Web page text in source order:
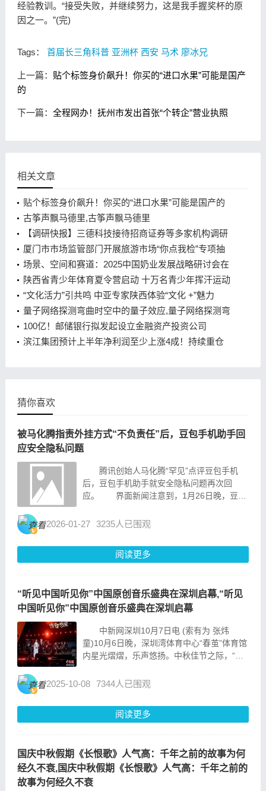
经验教训。“接受失败，并继续努力，这是我手握奖杯的原
因之一。”(完)
Tags： 首届长三角科普 亚洲杯 西安 马术 廖冰兄
上一篇： 贴个标签身价飙升！你买的“进口水果”可能是国产
的
下一篇： 全程网办！抚州市发出首张“个转企”营业执照
相关文章
贴个标签身价飙升！你买的“进口水果”可能是国产的
古筝声飘马德里,古筝声飘马德里
【调研快报】三德科技接待招商证券等多家机构调研
厦门市市场监管部门开展旅游市场“你点我检”专项抽
检服务
场景、空间和赛道：2025中国奶业发展战略研讨会在
厦门举办
陕西省青少年体育夏令营启动 十万名青少年挥汗运动
场陕西省青少年体育夏令营启动 十万名青少年挥汗运
动场
“文化活力”引共鸣 中亚专家陕西体验“文化 +”魅力
量子网络探测弯曲时空中的量子效应,量子网络探测弯
曲时空中的量子效应
100亿！邮储银行拟发起设立金融资产投资公司
滨江集团预计上半年净利润至少上涨4成！持续重仓
猜你喜欢
被马化腾指责外挂方式“不负责任”后，豆包手机助手回
应安全隐私问题
腾讯创始人马化腾“罕见”点评豆包手机
后，豆包手机助手就安全隐私问题再次回
应。 界面新闻注意到，1月26日晚，豆包
对于手机助手安全与隐私的关注。豆包手机助
明确授权的前提下调用必...
2026-01-27 3235人已围观
阅读更多
“听见中国听见你”中国原创音乐盛典在深圳启幕,“听见
中国听见你”中国原创音乐盛典在深圳启幕
中新网深圳10月7日电 (索有为 张炜
童)10月6日晚，深圳湾体育中心“春茧”体育馆
内星光熠熠，乐声悠扬。中秋佳节之际，“听
此举行，为“爱乐之城”深圳再添佳话。 该
中共深...
2025-10-08 7344人已围观
阅读更多
国庆中秋假期《长恨歌》人气高：千年之前的故事为何
经久不衰,国庆中秋假期《长恨歌》人气高：千年之前的
故事为何经久不衰